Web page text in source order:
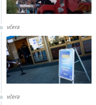
včera
včera